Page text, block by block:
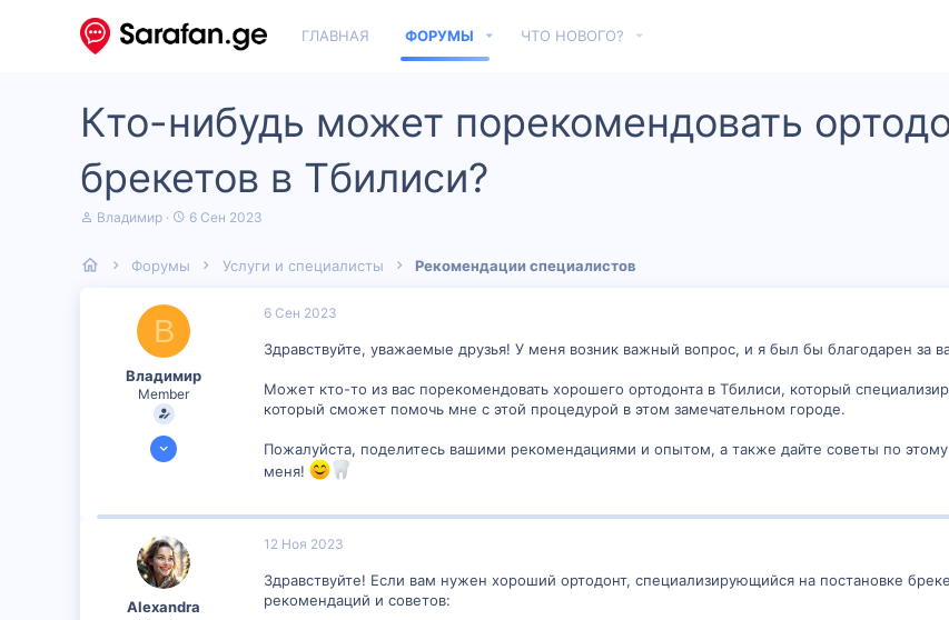
ГЛАВНАЯ ФОРУМЫ ЧТО НОВОГО?
Кто-нибудь может порекомендовать
брекетов в Тбилиси?
А
о
Владимир
Д
а
ч
а
а
6 Сен 2023
Форумы Услуги и специалисты Рекомендации специалистов
В
Владимир
Member
31 Авг 2023
6
6 Сен 2023
Здравствуйте, уважаемые друзья! У меня возник важный вопрос, и я был бы благодарен за
Может кто-то из вас порекомендовать хорошего ортодонта в Тбилиси, который
который сможет помочь мне с этой процедурой в этом замечательном городе.
Пожалуйста, поделитесь вашими рекомендациями и опытом, а также дайте советы по
меня!
Alexandra
12 Ноя 2023
Здравствуйте! Если вам нужен хороший ортодонт, специализирующийся на постановке
рекомендаций и советов: